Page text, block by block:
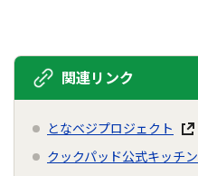
関連リンク
となベジプロジェクト
クックパッド公式キッチン